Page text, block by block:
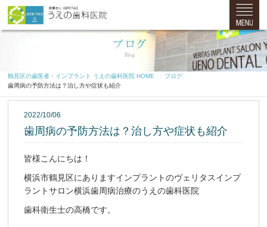
鶴見区の歯医者・インプラント うえの歯科医院 HOME
ブログ
歯周病の予防方法は？治し方や症状も紹介
2022/10/06
歯周病の予防方法は？治し方や症状も紹介
皆様こんにちは！
横浜市鶴見区にありますインプラントのヴェリタスインプ
ラントサロン横浜歯周病治療のうえの歯科医院
歯科衛生士の高橋です。